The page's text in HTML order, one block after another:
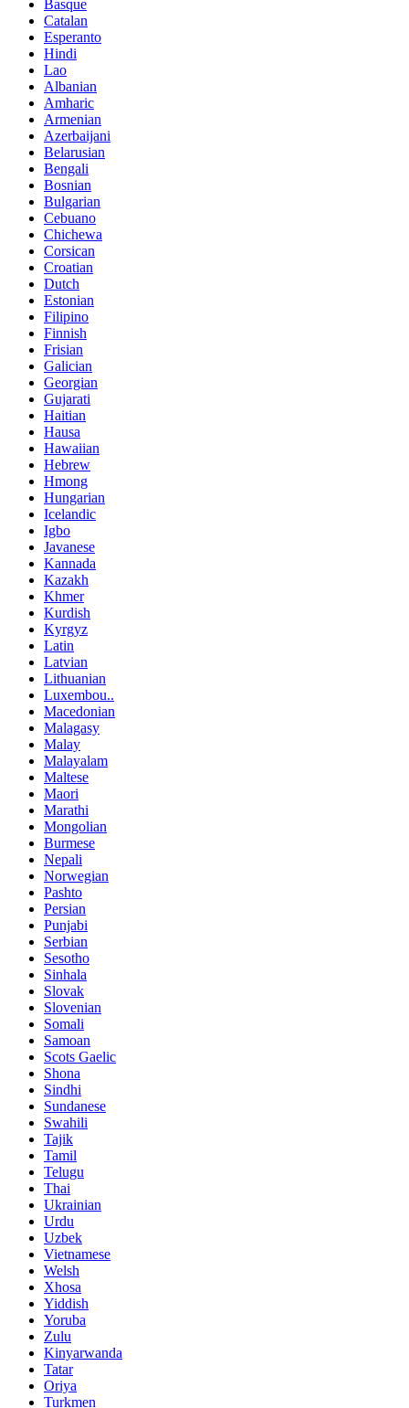
Basque
Catalan
Esperanto
Hindi
Lao
Albanian
Amharic
Armenian
Azerbaijani
Belarusian
Bengali
Bosnian
Bulgarian
Cebuano
Chichewa
Corsican
Croatian
Dutch
Estonian
Filipino
Finnish
Frisian
Galician
Georgian
Gujarati
Haitian
Hausa
Hawaiian
Hebrew
Hmong
Hungarian
Icelandic
Igbo
Javanese
Kannada
Kazakh
Khmer
Kurdish
Kyrgyz
Latin
Latvian
Lithuanian
Luxembou..
Macedonian
Malagasy
Malay
Malayalam
Maltese
Maori
Marathi
Mongolian
Burmese
Nepali
Norwegian
Pashto
Persian
Punjabi
Serbian
Sesotho
Sinhala
Slovak
Slovenian
Somali
Samoan
Scots Gaelic
Shona
Sindhi
Sundanese
Swahili
Tajik
Tamil
Telugu
Thai
Ukrainian
Urdu
Uzbek
Vietnamese
Welsh
Xhosa
Yiddish
Yoruba
Zulu
Kinyarwanda
Tatar
Oriya
Turkmen